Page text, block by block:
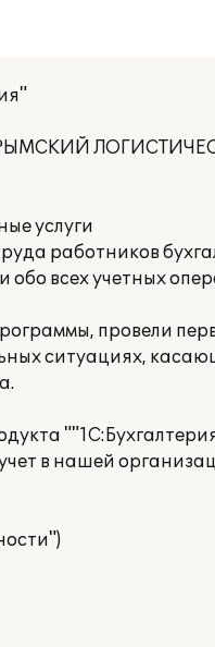
услуги
работников
всех учетных
провели
ситуациях,
в нашей